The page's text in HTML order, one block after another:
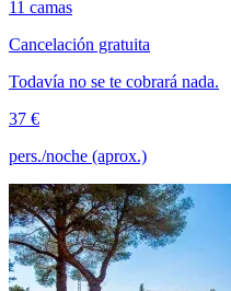
11 camas
Cancelación gratuita
Todavía no se te cobrará nada.
37 €
pers./noche (aprox.)